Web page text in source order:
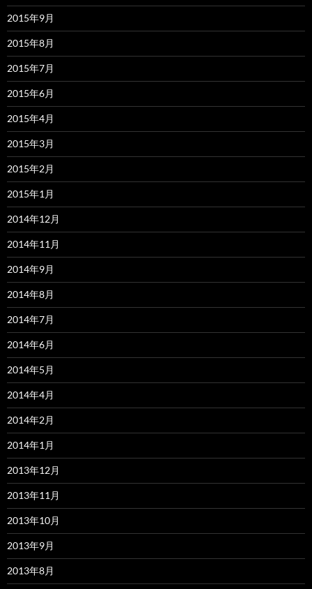
2015年9月
2015年8月
2015年7月
2015年6月
2015年4月
2015年3月
2015年2月
2015年1月
2014年12月
2014年11月
2014年9月
2014年8月
2014年7月
2014年6月
2014年5月
2014年4月
2014年2月
2014年1月
2013年12月
2013年11月
2013年10月
2013年9月
2013年8月